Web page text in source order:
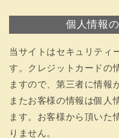
個人情報
当サイトはセキュリティ
す。クレジットカードの
ますので、第三者に情報
またお客様の情報は個人
ます。お客様から頂いた
りません。